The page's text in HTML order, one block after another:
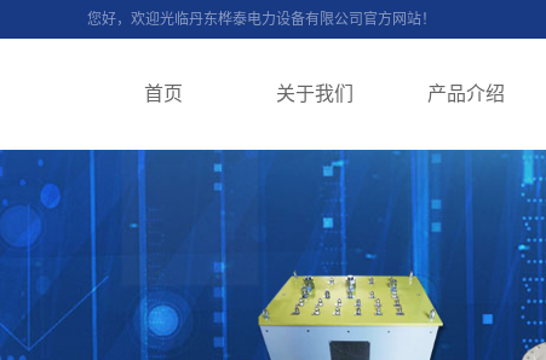
您好，欢迎光临丹东桦泰电力设备有限公司官方网站！
首页 关于我们 产品介绍